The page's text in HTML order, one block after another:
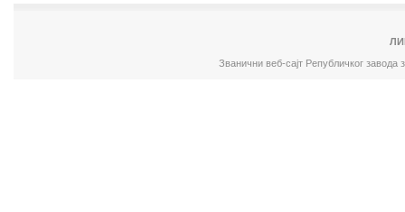
Званични веб-сајт Републичког